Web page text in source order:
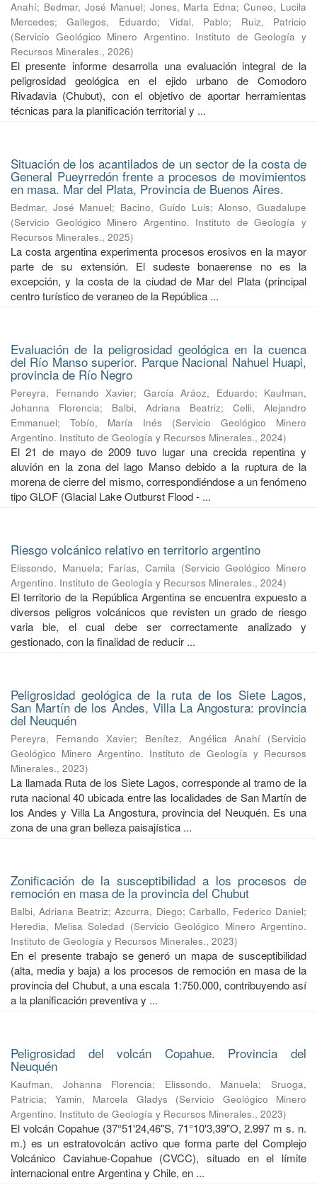
Anahí; Bedmar, José Manuel; Jones, Marta Edna;Cuneo, Lucila
Mercedes;Gallegos, Eduardo;Vidal, Pablo; Ruiz, Patricio
(Servicio Geológico Minero Argentino. Instituto de Geología y
Recursos Minerales., 2026)
El presente informe desarrolla una evaluación integral de la
peligrosidad geológica en el ejido urbano de Comodoro
Rivadavia (Chubut), con el objetivo de aportar herramientas
técnicas para la planificación territorial y ...
Situación de los acantilados de un sector de la costa de
General Pueyrredón frente a procesos de movimientos
en masa. Mar del Plata, Provincia de Buenos Aires.
Bedmar, José Manuel; Bacino, Guido Luis;Alonso, Guadalupe
(Servicio Geológico Minero Argentino. Instituto de Geología y
Recursos Minerales., 2025)
La costa argentina experimenta procesos erosivos en la mayor
parte de su extensión. El sudeste bonaerense no es la
excepción, y la costa de la ciudad de Mar del Plata (principal
centro turístico de veraneo de la República ...
Evaluación de la peligrosidad geológica en la cuenca
del Río Manso superior. Parque Nacional Nahuel Huapi,
provincia de Río Negro
Pereyra, Fernando Xavier; García Aráoz, Eduardo; Kaufman,
Johanna Florencia; Balbi, Adriana Beatriz; Celli, Alejandro
Emmanuel; Tobío, María Inés (Servicio Geológico Minero
Argentino. Instituto de Geología y Recursos Minerales., 2024)
El 21 de mayo de 2009 tuvo lugar una crecida repentina y
aluvión en la zona del lago Manso debido a la ruptura de la
morena de cierre del mismo, correspondiéndose a un fenómeno
tipo GLOF (Glacial Lake Outburst Flood - ...
Riesgo volcánico relativo en territorio argentino
Elissondo, Manuela; Farías, Camila (Servicio Geológico Minero
Argentino. Instituto de Geología y Recursos Minerales., 2024)
El territorio de la República Argentina se encuentra expuesto a
diversos peligros volcánicos que revisten un grado de riesgo
varia ble, el cual debe ser correctamente analizado y
gestionado, con la finalidad de reducir ...
Peligrosidad geológica de la ruta de los Siete Lagos,
San Martín de los Andes, Villa La Angostura: provincia
del Neuquén
Pereyra, Fernando Xavier; Benítez, Angélica Anahí (Servicio
Geológico Minero Argentino. Instituto de Geología y Recursos
Minerales., 2023)
La llamada Ruta de los Siete Lagos, corresponde al tramo de la
ruta nacional 40 ubicada entre las localidades de San Martín de
los Andes y Villa La Angostura, provincia del Neuquén. Es una
zona de una gran belleza paisajística ...
Zonificación de la susceptibilidad a los procesos de
remoción en masa de la provincia del Chubut
Balbi, Adriana Beatriz;Azcurra, Diego; Carballo, Federico Daniel;
Heredia, Melisa Soledad (Servicio Geológico Minero Argentino.
Instituto de Geología y Recursos Minerales., 2023)
En el presente trabajo se generó un mapa de susceptibilidad
(alta, media y baja) a los procesos de remoción en masa de la
provincia del Chubut, a una escala 1:750.000, contribuyendo así
a la planificación preventiva y ...
Peligrosidad del volcán Copahue. Provincia del
Neuquén
Kaufman, Johanna Florencia; Elissondo, Manuela;Sruoga,
Patricia; Yamin, Marcela Gladys (Servicio Geológico Minero
Argentino. Instituto de Geología y Recursos Minerales., 2023)
El volcán Copahue (37°51'24,46"S, 71°10'3,39"O, 2.997 m s. n.
m.) es un estratovolcán activo que forma parte del Complejo
Volcánico Caviahue-Copahue (CVCC), situado en el límite
internacional entre Argentina y Chile, en ...